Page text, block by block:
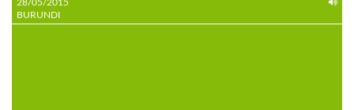
28/05/2015
BURUNDI